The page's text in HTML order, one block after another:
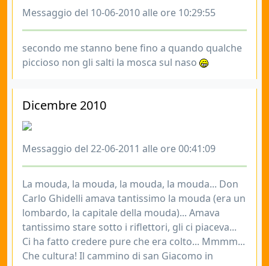
Messaggio del 10-06-2010 alle ore 10:29:55
secondo me stanno bene fino a quando qualche
piccioso non gli salti la mosca sul naso
Dicembre 2010
Messaggio del 22-06-2011 alle ore 00:41:09
La mouda, la mouda, la mouda, la mouda... Don
Carlo Ghidelli amava tantissimo la mouda (era un
lombardo, la capitale della mouda)... Amava
tantissimo stare sotto i riflettori, gli ci piaceva...
Ci ha fatto credere pure che era colto... Mmmm...
Che cultura! Il cammino di san Giacomo in